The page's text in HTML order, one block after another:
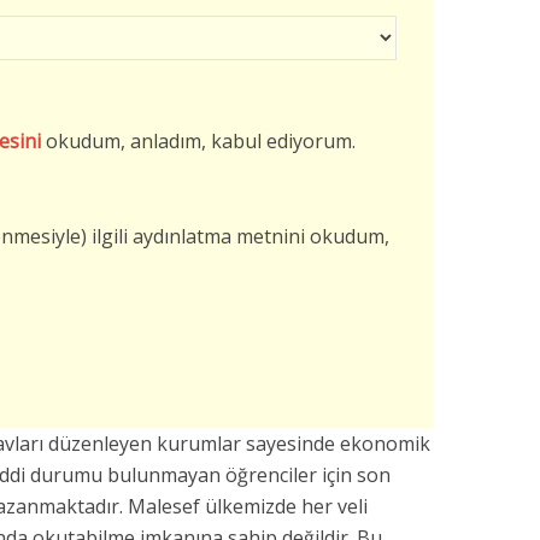
okudum, anladım, kabul ediyorum.
ilgili aydınlatma metnini okudum,
düzenleyen kurumlar sayesinde ekonomik
durumu bulunmayan öğrenciler için son
Malesef ülkemizde her veli